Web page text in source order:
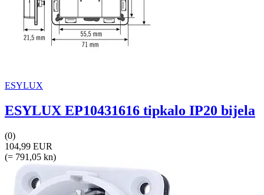
ESYLUX
ESYLUX EP10431616 tipkalo IP20 bijela
(0)
104,99 EUR
(= 791,05 kn)